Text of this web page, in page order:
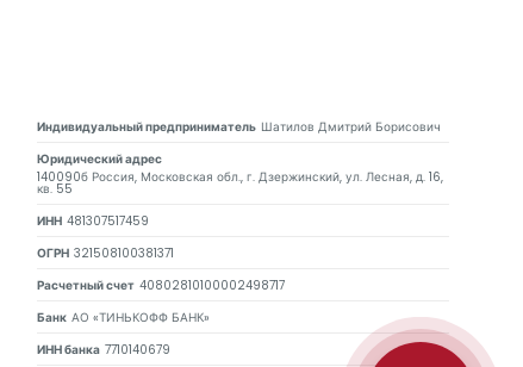
Индивидуальный предприниматель Шатилов Дмитрий Борисович
Юридический адрес
140090б Россия, Московская обл., г. Дзержинский, ул. Лесная, д. 16,
кв. 55
ИНН 481307517459
ОГРН 321508100381371
Расчетный счет 40802810100002498717
Банк АО «ТИНЬКОФФ БАНК»
ИНН банка 7710140679